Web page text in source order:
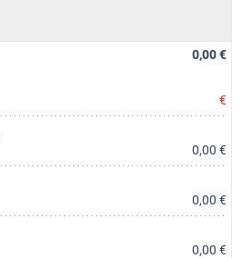
0,00 €
€
0,00 €
0,00 €
0,00 €